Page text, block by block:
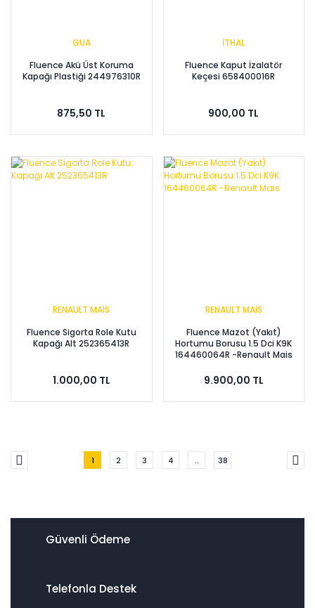
GUA
Fluence Akü Üst Koruma
Kapağı Plastiği 244976310R
875,50 TL
İTHAL
Fluence Kaput İzalatör
Keçesi 658400016R
900,00 TL
RENAULT MAİS
Fluence Sigorta Role Kutu
Kapağı Alt 252365413R
1.000,00 TL
RENAULT MAİS
Fluence Mazot (Yakıt)
Hortumu Borusu 1.5 Dci K9K
164460064R -Renault Mais
9.900,00 TL
1 2 3 4 .. 38
Güvenli Ödeme
Telefonla Destek